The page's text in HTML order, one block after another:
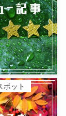
ポット